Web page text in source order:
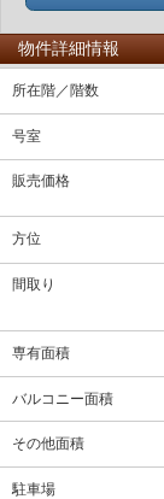
物件詳細情報
所在階／階数
号室
販売価格
方位
間取り
専有面積
バルコニー面積
その他面積
駐車場